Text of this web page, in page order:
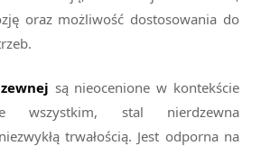
oraz możliwość dostosowania do
są nieocenione w kontekście
wszystkim, stal nierdzewna
trwałością. Jest odporna na